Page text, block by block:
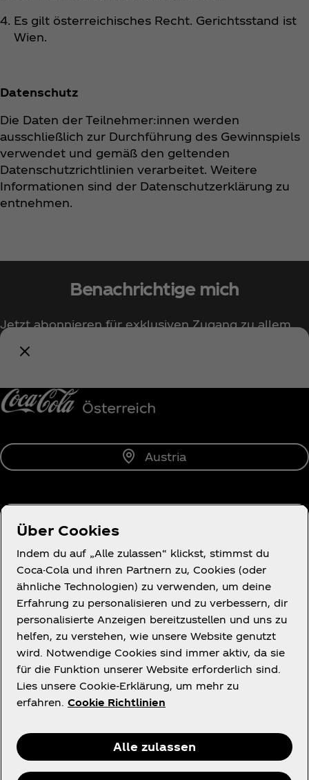
Es gilt österreichisches Recht. Gerichtsstand ist
Wien.
Datenschutz
Die Daten der Teilnehmer:innen werden
ausschließlich zur Durchführung des Gewinnspiels
verwendet und gemäß den geltenden
Datenschutzrichtlinien verarbeitet. Weitere
Informationen sind der Datenschutzerklärung zu
entnehmen.
Benachrichtige mich
Jetzt abonnieren für exklusiven Zugang zu allem
rund um Coca‑Cola!
Austria
Über uns
Wir helfen gern.
Legal
Über Cookies
Indem du auf „Alle zulassen“ klickst, stimmst du
Coca-Cola und ihren Partnern zu, Cookies (oder
ähnliche Technologien) zu verwenden, um deine
Erfahrung zu personalisieren und zu verbessern, dir
personalisierte Anzeigen bereitzustellen und uns zu
helfen, zu verstehen, wie unsere Website genutzt
wird. Notwendige Cookies sind immer aktiv, da sie
für die Funktion unserer Website erforderlich sind.
Lies unsere Cookie-Erklärung, um mehr zu
erfahren. Cookie Richtlinien
Alle zulassen